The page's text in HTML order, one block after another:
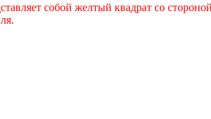
собой желтый квадрат со